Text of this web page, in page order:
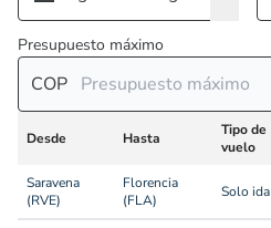
Presupuesto máximo
COP
Desde Hasta
Tipo de
vuelo
Saravena
(RVE)
Florencia
(FLA)
Solo ida